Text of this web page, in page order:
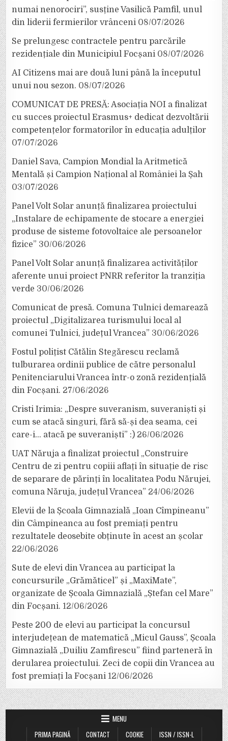
numai nenorociri”, susține Vasilică Pamfil, unul
din liderii fermierilor vrânceni 08/07/2026
Se prelungesc contractele pentru parcările
rezidențiale din Municipiul Focșani 08/07/2026
AI Citizens mai are două luni până la începutul
unui nou sezon. 08/07/2026
COMUNICAT DE PRESĂ: Asociația NOI a finalizat
cu succes proiectul Erasmus+ dedicat dezvoltării
competențelor formatorilor în educația adulților
07/07/2026
Daniel Sava, Campion Mondial la Aritmetică
Mentală și Campion Național al României la Șah
03/07/2026
Panel Volt Solar anunță finalizarea proiectului
„Instalare de echipamente de stocare a energiei
produse de sisteme fotovoltaice ale persoanelor
fizice” 30/06/2026
Panel Volt Solar anunță finalizarea activităților
aferente unui proiect PNRR referitor la tranziția
verde 30/06/2026
Comunicat de presă. Comuna Tulnici demarează
proiectul „Digitalizarea turismului local al
comunei Tulnici, județul Vrancea” 30/06/2026
Fostul polițist Cătălin Stegărescu reclamă
tulburarea ordinii publice de către personalul
Penitenciarului Vrancea într-o zonă rezidențială
din Focșani. 27/06/2026
Cristi Irimia: „Despre suveranism, suveraniști și
cum se atacă singuri, fără să-și dea seama, cei
care-i… atacă pe suveraniști” :) 26/06/2026
UAT Năruja a finalizat proiectul „Construire
Centru de zi pentru copiii aflați în situație de risc
de separare de părinți în localitatea Podu Nărujei,
comuna Năruja, județul Vrancea” 24/06/2026
Elevii de la Școala Gimnazială „Ioan Cîmpineanu”
din Câmpineanca au fost premiați pentru
rezultatele deosebite obținute în acest an școlar
22/06/2026
Sute de elevi din Vrancea au participat la
concursurile „Grămăticel” și „MaxiMate”,
organizate de Școala Gimnazială „Ștefan cel Mare”
din Focșani. 12/06/2026
Peste 200 de elevi au participat la concursul
interjudețean de matematică „Micul Gauss”, Școala
Gimnazială „Duiliu Zamfirescu” fiind parteneră în
derularea proiectului. Zeci de copii din Vrancea au
fost premiați la Focșani 12/06/2026
MENU
PRIMA PAGINĂ
CONTACT COOKIE
ISSN / ISSN-L